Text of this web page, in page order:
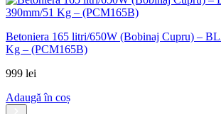
Betoniera 165 litri/650W (Bobinaj Cupru) –
Kg – (PCM165B)
999 lei
Adaugă în coș